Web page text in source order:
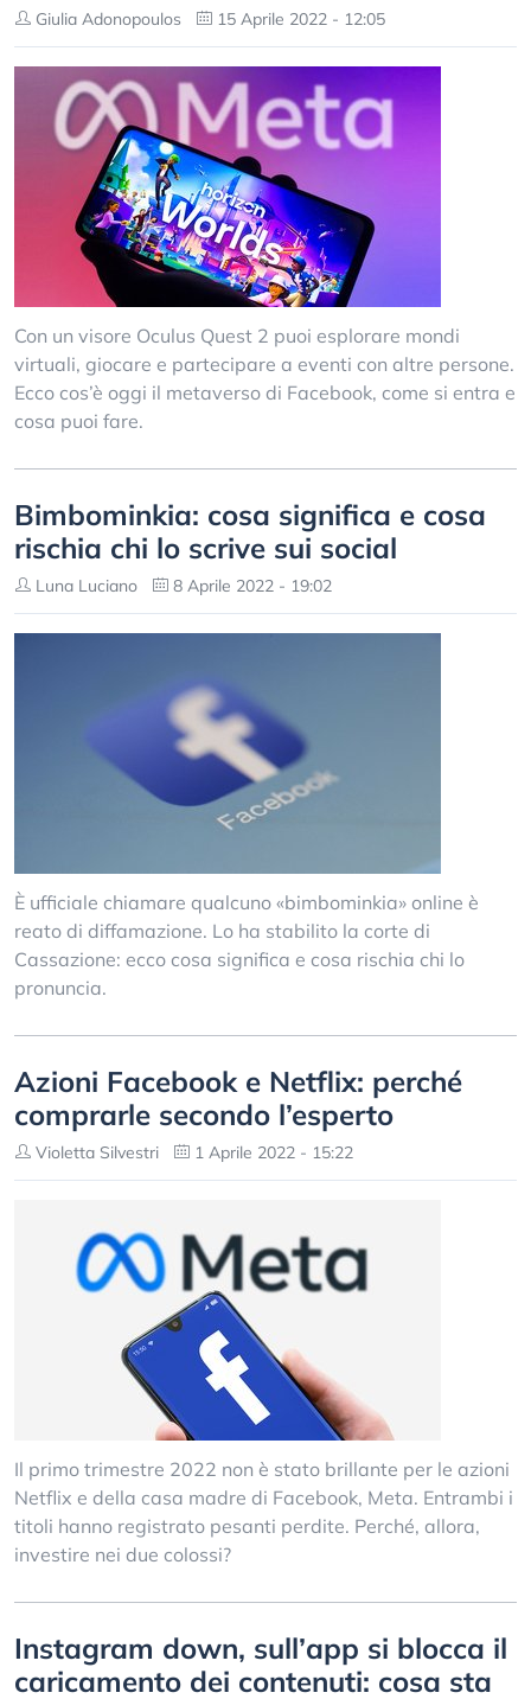
Giulia Adonopoulos 15 Aprile 2022 - 12:05
Con un visore Oculus Quest 2 puoi esplorare mondi
virtuali, giocare e partecipare a eventi con altre persone.
Ecco cos’è oggi il metaverso di Facebook, come si entra e
cosa puoi fare.
Bimbominkia: cosa significa e cosa
rischia chi lo scrive sui social
Luna Luciano 8 Aprile 2022 - 19:02
È ufficiale chiamare qualcuno «bimbominkia» online è
reato di diffamazione. Lo ha stabilito la corte di
Cassazione: ecco cosa significa e cosa rischia chi lo
pronuncia.
Azioni Facebook e Netflix: perché
comprarle secondo l’esperto
Violetta Silvestri 1 Aprile 2022 - 15:22
Il primo trimestre 2022 non è stato brillante per le azioni
Netflix e della casa madre di Facebook, Meta. Entrambi i
titoli hanno registrato pesanti perdite. Perché, allora,
investire nei due colossi?
Instagram down, sull’app si blocca il
caricamento dei contenuti: cosa sta